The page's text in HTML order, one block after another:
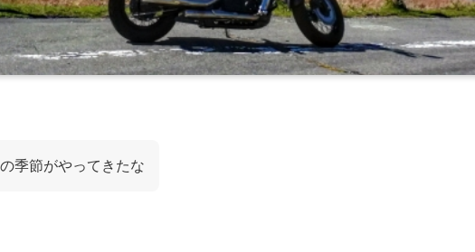
季節がやってきたな